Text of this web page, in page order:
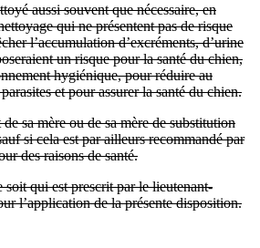
souvent que nécessaire, en
qui ne présentent pas de risque
l’accumulation d’excréments, d’urine
un risque pour la santé du chien,
hygiénique, pour réduire au
et pour assurer la santé du chien.
sa mère ou de sa mère de substitution
si cela est par ailleurs recommandé par
des raisons de santé.
qui est prescrit par le lieutenant-
l’application de la présente disposition.